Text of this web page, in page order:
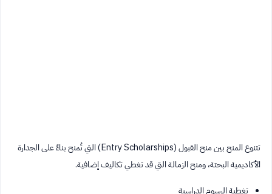
تتنوع المنح بين منح القبول (Entry Scholarships) التي تُمنح بناءً على الجدارة
الأكاديمية البحتة، ومنح الزمالة التي قد تغطي تكاليف إضافية.
تغطية الرسوم الدراسية